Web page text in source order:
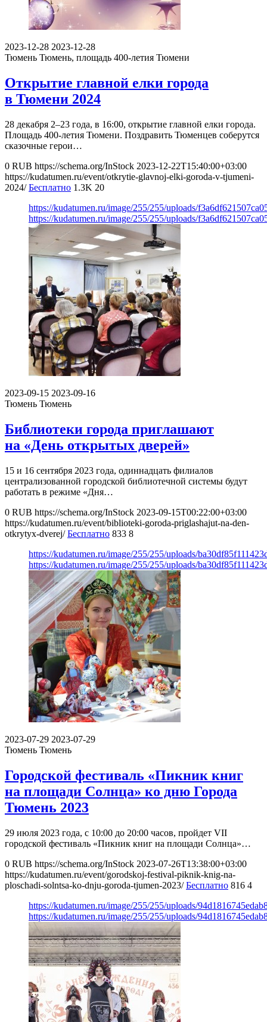
2023-12-28 2023-12-28
Тюмень Тюмень, площадь 400-летия Тюмени
Открытие главной елки города
в Тюмени 2024
28 декабря 2–23 года, в 16:00, открытие главной елки города.
Площадь 400-летия Тюмени. Поздравить Тюменцев соберутся
сказочные герои…
0 RUB https://schema.org/InStock 2023-12-22T15:40:00+03:00
https://kudatumen.ru/event/otkrytie-glavnoj-elki-goroda-v-tjumeni-
2024/ Бесплатно 1.3K 20
https://kudatumen.ru/image/255/255/uploads/
https://kudatumen.ru/image/255/255/uploads/
2023-09-15 2023-09-16
Тюмень Тюмень
Библиотеки города приглашают
на «День открытых дверей»
15 и 16 сентября 2023 года, одиннадцать филиалов
централизованной городской библиотечной системы будут
работать в режиме «Дня…
0 RUB https://schema.org/InStock 2023-09-15T00:22:00+03:00
https://kudatumen.ru/event/biblioteki-goroda-priglashajut-na-den-
otkrytyx-dverej/ Бесплатно 833 8
https://kudatumen.ru/image/255/255/uploads/
https://kudatumen.ru/image/255/255/uploads/
2023-07-29 2023-07-29
Тюмень Тюмень
Городской фестиваль «Пикник книг
на площади Солнца» ко дню Города
Тюмень 2023
29 июля 2023 года, с 10:00 до 20:00 часов, пройдет VII
городской фестиваль «Пикник книг на площади Солнца»…
0 RUB https://schema.org/InStock 2023-07-26T13:38:00+03:00
https://kudatumen.ru/event/gorodskoj-festival-piknik-knig-na-
ploschadi-solntsa-ko-dnju-goroda-tjumen-2023/ Бесплатно 816 4
https://kudatumen.ru/image/255/255/uploads/
https://kudatumen.ru/image/255/255/uploads/